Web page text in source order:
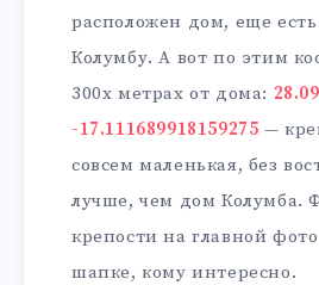
расположен дом, еще
Колумбу. А вот по этим
300х метрах от дома:
-17.111689918159275 —
совсем маленькая, без
лучше, чем дом Колумба.
крепости на главной фото
шапке, кому интересно.